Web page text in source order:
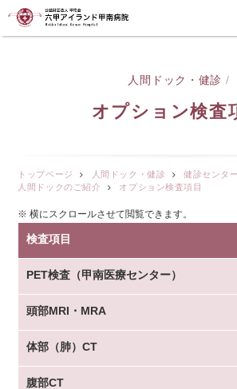
人間ドック・健診 /
オプション検査
トップページ 人間ドック・健診
健診センター
人間ドックのご紹介
オプション検査項目
検査項目
PET検査（甲南医療センター）
頭部MRI・MRA
体部（肺）CT
腹部CT